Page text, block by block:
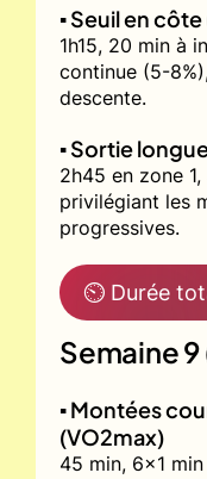
▪️ Seuil en
1h15, 20 min à
continue (5-
descente.
▪️ Sortie
2h45 en zone
privilégiant les
progressives.
⏲ Durée
Semaine
▪️ Montées
(VO2max)
45 min, 6x1